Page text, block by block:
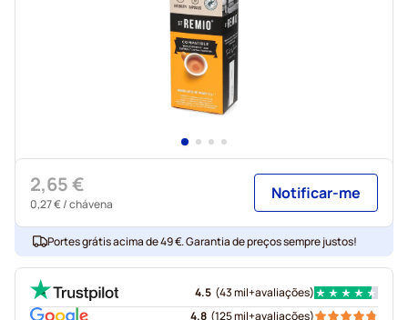
2,65 €
0,27 €/ chávena
Notificar-me
Portes grátis acima de 49 €. Garantia de preços sempre justos!
4.5 (43 mil+avaliações)
4.8 (125 mil+avaliações)